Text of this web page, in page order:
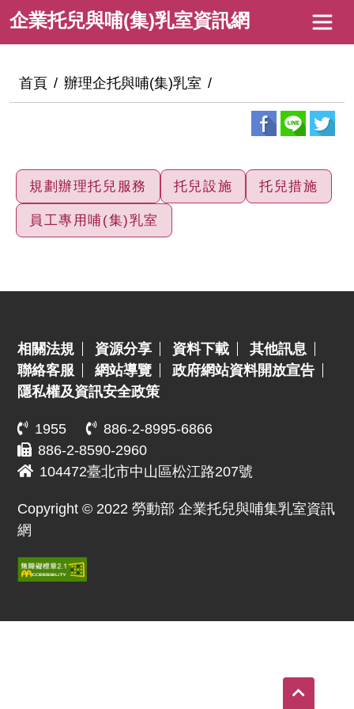
到企
業
托
兒
(集)
乳
室
訊
企業托兒與哺(集)乳室資訊網
:::
首頁 辦理企托與哺(集)乳室
規劃辦理托兒服務 托兒設施 托兒措施
員工專用哺(集)乳室
:::
相關法規 資源分享 資料下載
其他訊息
聯絡客服
網站導覽
政府網站資料開放宣告
隱私權及資訊安全政策
1955
886-2-8995-6866
886-2-8590-2960
104472臺北市中山區松江路207號
Copyright © 2022 勞動部 企業托兒與哺集乳室資訊
網